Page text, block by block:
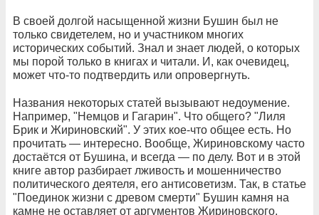
В своей долгой насыщенной жизни Бушин был не
только свидетелем, но и участником многих
исторических событий. Знал и знает людей, о которых
мы порой только в книгах и читали. И, как очевидец,
может что-то подтвердить или опровергнуть.
Названия некоторых статей вызывают недоумение.
Например, "Немцов и Гагарин". Что общего? "Лиля
Брик и Жириновский". У этих кое-что общее есть. Но
прочитать — интересно. Вообще, Жириновскому часто
достаётся от Бушина, и всегда — по делу. Вот и в этой
книге автор разбирает лживость и мошенничество
политического деятеля, его антисоветизм. Так, в статье
"Поединок жизни с древом смерти" Бушин камня на
камне не оставляет от аргументов Жириновского,